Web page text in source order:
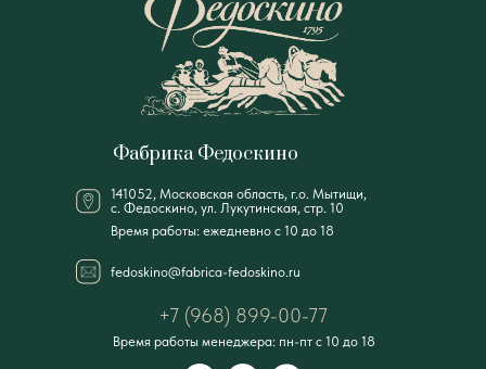
141052, Московская область, г.о. Мытищи,
с. Федоскино, ул. Лукутинская, стр. 10
Фабрика Федоскино
+7 (968) 899-00-77
Время работы: ежедневно с 10 до 18
Время работы менеджера: пн-пт с 10 до 18
fedoskino@fabrica-fedoskino.ru